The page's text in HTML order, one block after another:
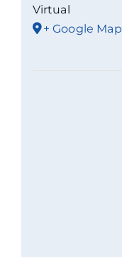
Virtual
+ Google Map